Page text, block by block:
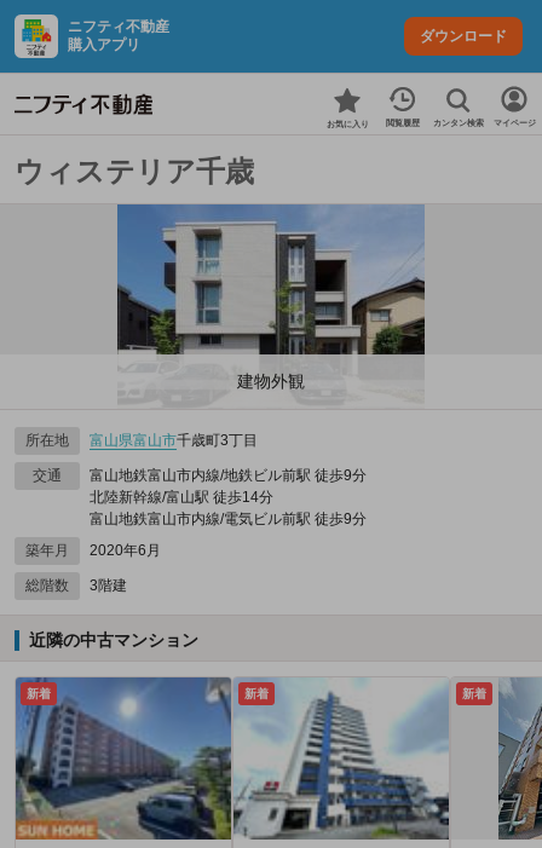
ニフティ不動産
購入アプリ
ダウンロード
お気に入り 閲覧履歴 カンタン検索 マイページ
ウィステリア千歳
建物外観
所在地 富山県富山市千歳町3丁目
交通
富山地鉄富山市内線/地鉄ビル前駅 徒歩9分
北陸新幹線/富山駅 徒歩14分
富山地鉄富山市内線/電気ビル前駅 徒歩9分
築年月
2020年6月
総階数 3階建
近隣の中古マンション
新着 新着 新着